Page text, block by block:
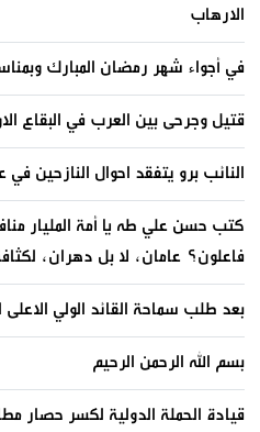
الارهاب
في أجواء شهر رمضان المبارك
قتيل وجرحى بين العرب في البقاع
النائب برو يتفقد احوال النازحين في
كتب حسن علي طه يا أمة المليار
فاعلون؟ عامان، لا بل دهران،
بعد طلب سماحة القائد الولي
بسم الله الرحمن الرحيم
قيادة الحملة الدولية لكسر حصار